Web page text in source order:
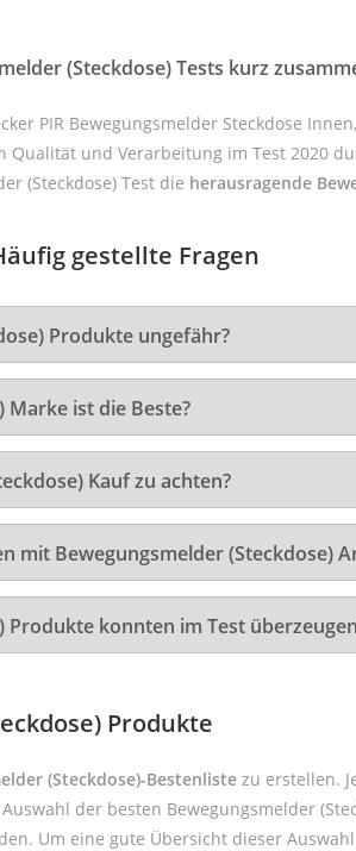
(Steckdose) Tests kurz
PIR Bewegungsmelder Steckdose
Qualität und Verarbeitung im Test 2020
(Steckdose) Test die herausragende
gestellte Fragen
Produkte ungefähr?
Marke ist die Beste?
Kauf zu achten?
mit Bewegungsmelder (Steckdose)
Produkte konnten im Test
Produkte
(Steckdose)-Bestenliste zu erstellen.
der besten Bewegungsmelder
Um eine gute Übersicht dieser